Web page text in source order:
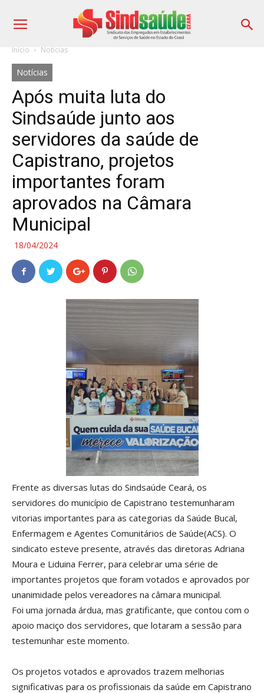
Início Notícias
Notícias
Após muita luta do
Sindsaúde junto aos
servidores da saúde de
Capistrano, projetos
importantes foram
aprovados na Câmara
Municipal
18/04/2024
Frente as diversas lutas do Sindsaúde Ceará, os
servidores do município de Capistrano testemunharam
vitorias importantes para as categorias da Saúde Bucal,
Enfermagem e Agentes Comunitários de Saúde(ACS). O
sindicato esteve presente, através das diretoras Adriana
Moura e Liduina Ferrer, para celebrar uma série de
importantes projetos que foram votados e aprovados por
unanimidade pelos vereadores na câmara municipal.
Foi uma jornada árdua, mas gratificante, que contou com o
apoio maciço dos servidores, que lotaram a sessão para
testemunhar este momento.
Os projetos votados e aprovados trazem melhorias
significativas para os profissionais da saúde em Capistrano